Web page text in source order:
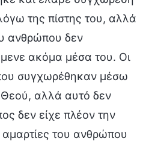
της πίστης του, αλλά
ανθρώπου δεν
ακόμα μέσα του. Οι
συγχωρέθηκαν μέσω
αλλά αυτό δεν
δεν είχε πλέον την
του ανθρώπου